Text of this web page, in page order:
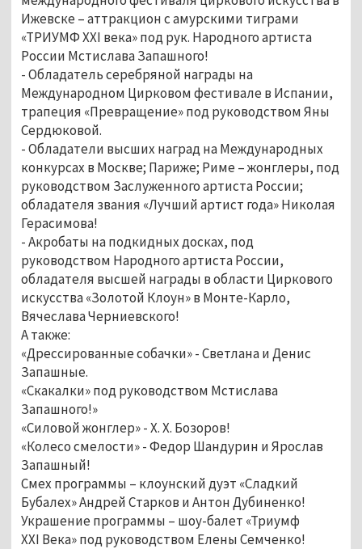
Ижевске – аттракцион с амурскими тиграми
«ТРИУМФ XXI века» под рук. Народного артиста
России Мстислава Запашного!
- Обладатель серебряной награды на
Международном Цирковом фестивале в Испании,
трапеция «Превращение» под руководством Яны
Сердюковой.
- Обладатели высших наград на Международных
конкурсах в Москве; Париже; Риме – жонглеры, под
руководством Заслуженного артиста России;
обладателя звания «Лучший артист года» Николая
Герасимова!
- Акробаты на подкидных досках, под
руководством Народного артиста России,
обладателя высшей награды в области Циркового
искусства «Золотой Клоун» в Монте-Карло,
Вячеслава Черниевского!
А также:
«Дрессированные собачки» - Светлана и Денис
Запашные.
«Скакалки» под руководством Мстислава
Запашного!»
«Силовой жонглер» - Х. Х. Бозоров!
«Колесо смелости» - Федор Шандурин и Ярослав
Запашный!
Смех программы – клоунский дуэт «Сладкий
Бубалех» Андрей Старков и Антон Дубиненко!
Украшение программы – шоу-балет «Триумф
ХХI Века» под руководством Елены Семченко!